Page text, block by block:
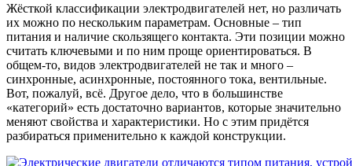
Жёсткой классификации электродвигателей нет, но различать
их можно по нескольким параметрам. Основные – тип
питания и наличие скользящего контакта. Эти позиции можно
считать ключевыми и по ним проще ориентироваться. В
общем-то, видов электродвигателей не так и много –
синхронные, асинхронные, постоянного тока, вентильные.
Вот, пожалуй, всё. Другое дело, что в большинстве
«категорий» есть достаточно вариантов, которые значительно
меняют свойства и характеристики. Но с этим придётся
разбираться применительно к каждой конструкции.